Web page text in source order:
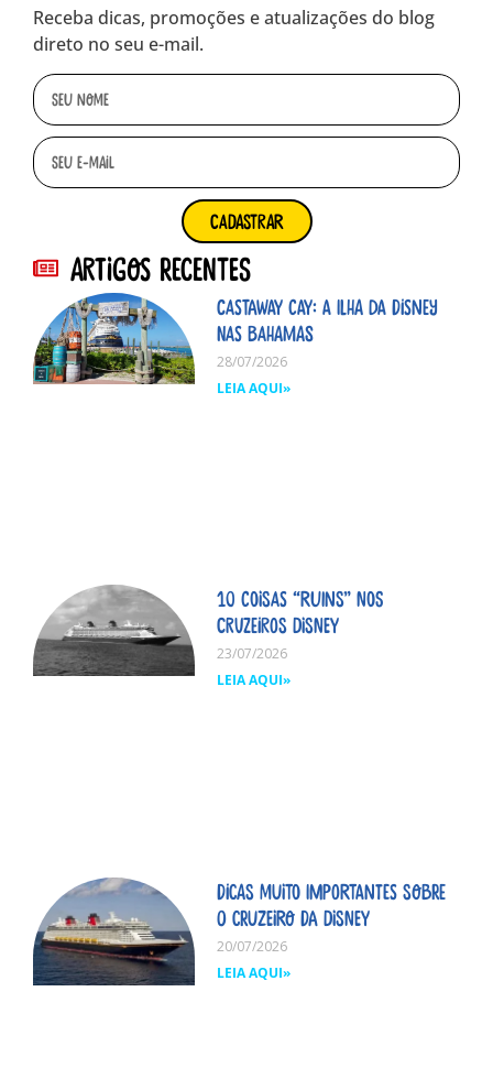
Receba dicas, promoções e atualizações do blog
direto no seu e-mail.
cadastrar
Artigos Recentes
Castaway Cay: A ilha da Disney
nas Bahamas
28/07/2026
LEIA AQUI»
10 coisas “ruins” nos
cruzeiros Disney
23/07/2026
LEIA AQUI»
Dicas MUITO importantes sobre
o cruzeiro da Disney
20/07/2026
LEIA AQUI»